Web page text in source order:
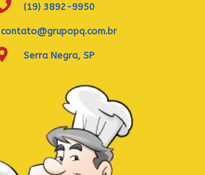
(19) 3892-9950
contato@grupopq.com.br
Serra Negra, SP